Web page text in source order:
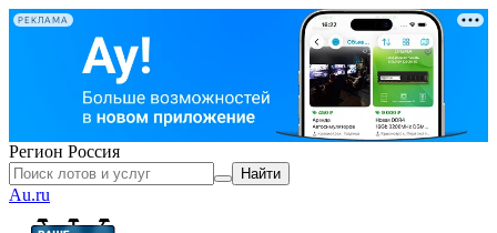
РЕКЛАМА
Регион Россия
Найти
Au.ru